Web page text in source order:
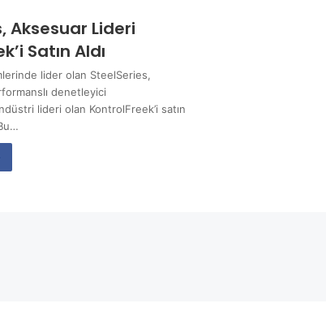
Aksesuar Lideri
Satın Aldı
lider olan SteelSeries,
denetleyici
lideri olan KontrolFreek’i satın